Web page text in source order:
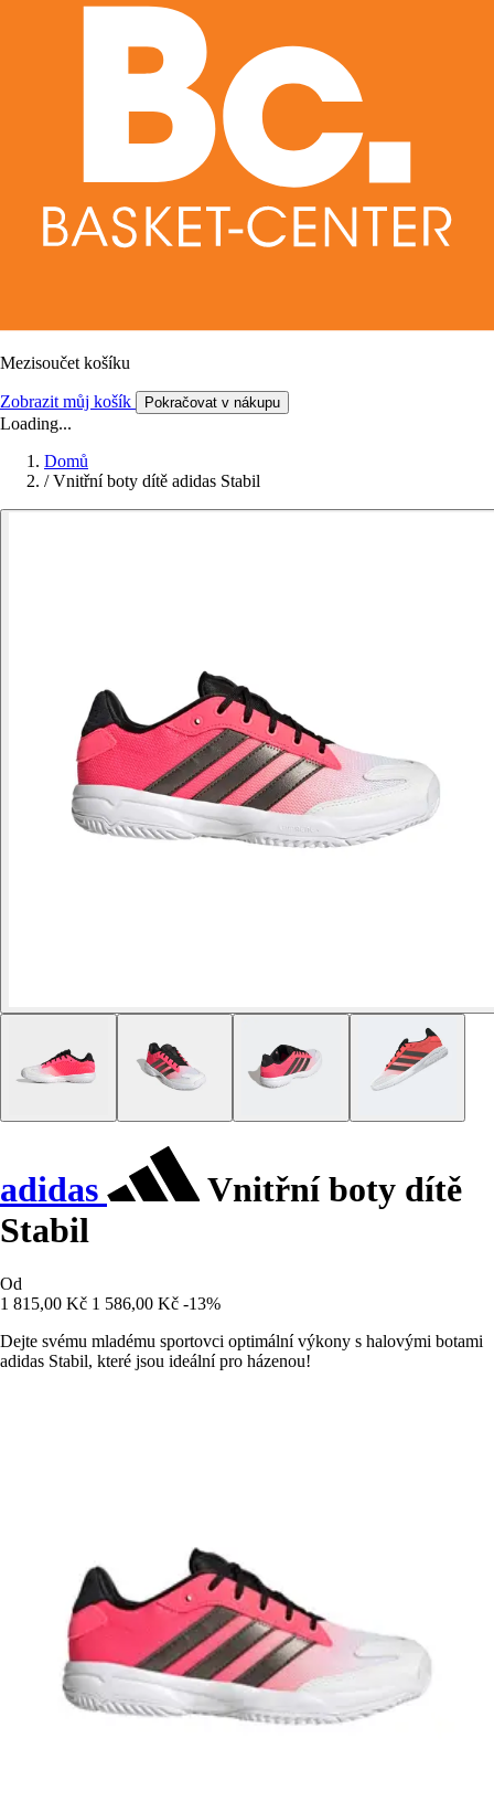
Mezisoučet košíku
Zobrazit můj košík Pokračovat v nákupu
Loading...
Domů
/ Vnitřní boty dítě adidas Stabil
adidas
Vnitřní boty dítě
Stabil
Od
1 815,00 Kč 1 586,00 Kč -13%
Dejte svému mladému sportovci optimální výkony s halovými botami
adidas Stabil, které jsou ideální pro házenou!